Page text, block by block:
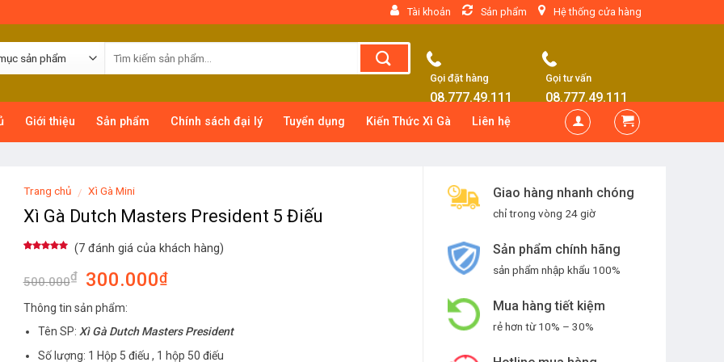
Tài khoản Sản phẩm Hệ thống cửa hàng
Gọi đặt hàng
08.777.49.111
Gọi tư vấn
08.777.49.111
Giới thiệu Sản phẩm Chính sách đại lý Tuyển dụng Kiến Thức Xì Gà Liên hệ
Giao hàng nhanh chóng
chỉ trong vòng 24 giờ
Sản phẩm chính hãng
sản phẩm nhập khẩu 100%
Mua hàng tiết kiệm
rẻ hơn từ 10% – 30%
Trang chủ / Xì Gà Mini
Xì Gà Dutch Masters President 5 Điếu
đánh giá
(7đánh giá của khách hàng)
500.000₫ 300.000₫
Thông tin sản phẩm:
Tên SP: Xì Gà Dutch Masters President
Số lượng: 1 Hộp 5 điếu , 1 hộp 50 điếu